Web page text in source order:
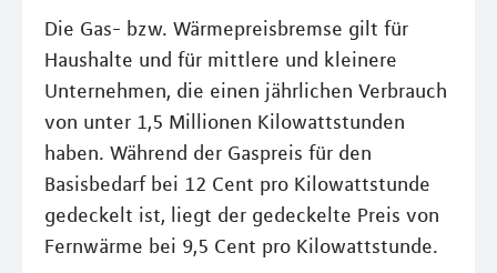
Die Gas- bzw. Wärmepreisbremse gilt für
Haushalte und für mittlere und kleinere
Unternehmen, die einen jährlichen Verbrauch
von unter 1,5 Millionen Kilowattstunden
haben. Während der Gaspreis für den
Basisbedarf bei 12 Cent pro Kilowattstunde
gedeckelt ist, liegt der gedeckelte Preis von
Fernwärme bei 9,5 Cent pro Kilowattstunde.